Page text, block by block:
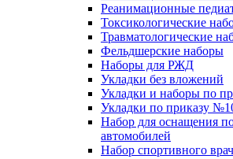
Реанимационные
Токсикологические
Травматологические
Фельдшерские наборы
Наборы для РЖД
Укладки без вложений
Укладки и наборы по
Укладки по приказу
Набор для оснащения
автомобилей
Набор спортивного